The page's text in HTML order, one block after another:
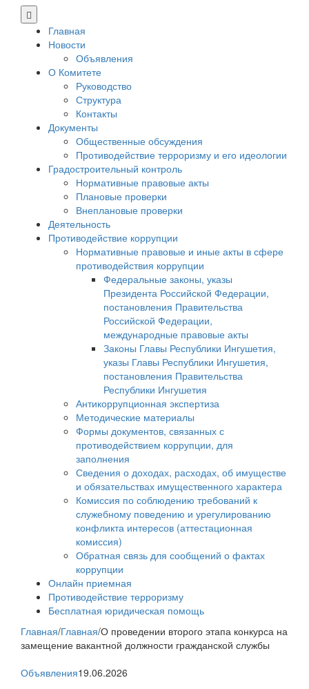
Главная
Новости
Объявления
О Комитете
Руководство
Структура
Контакты
Документы
Общественные обсуждения
Противодействие терроризму и его идеологии
Градостроительный контроль
Нормативные правовые акты
Плановые проверки
Внеплановые проверки
Деятельность
Противодействие коррупции
Нормативные правовые и иные акты в сфере
противодействия коррупции
Федеральные законы, указы
Президента Российской Федерации,
постановления Правительства
Российской Федерации,
международные правовые акты
Законы Главы Республики Ингушетия,
указы Главы Республики Ингушетия,
постановления Правительства
Республики Ингушетия
Антикоррупционная экспертиза
Методические материалы
Формы документов, связанных с
противодействием коррупции, для
заполнения
Сведения о доходах, расходах, об имуществе
и обязательствах имущественного характера
Комиссия по соблюдению требований к
служебному поведению и урегулированию
конфликта интересов (аттестационная
комиссия)
Обратная связь для сообщений о фактах
коррупции
Онлайн приемная
Противодействие терроризму
Бесплатная юридическая помощь
Главная/Главная/О проведении второго этапа конкурса на
замещение вакантной должности гражданской службы
Объявления19.06.2026